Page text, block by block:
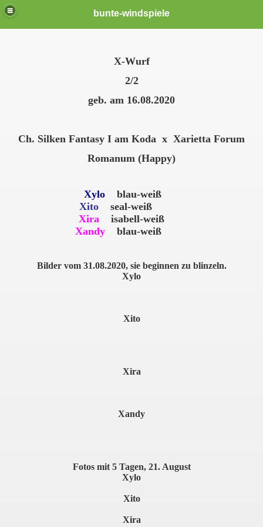
bunte-windspiele
X-Wurf
2/2
geb. am 16.08.2020
Ch. Silken Fantasy I am Koda x Xarietta Forum
Romanum (Happy)
Xylo
blau-weiß
Xito
seal-weiß
Xira
isabell-weiß
Xandy
blau-weiß
Bilder vom 31.08.2020, sie beginnen zu blinzeln.
Xylo
Xito
Xira
Xandy
Fotos mit 5 Tagen, 21. August
Xylo
Xito
Xira